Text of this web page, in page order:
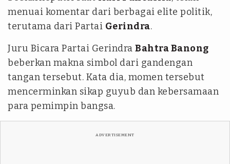
menuai komentar dari berbagai elite politik,
terutama dari Partai Gerindra.
Juru Bicara Partai Gerindra Bahtra Banong
beberkan makna simbol dari gandengan
tangan tersebut. Kata dia, momen tersebut
mencerminkan sikap guyub dan kebersamaan
para pemimpin bangsa.
ADVERTISEMENT